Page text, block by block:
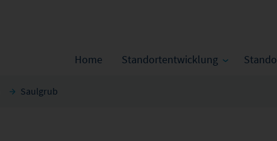
Home Standortentwicklung
Saulgrub